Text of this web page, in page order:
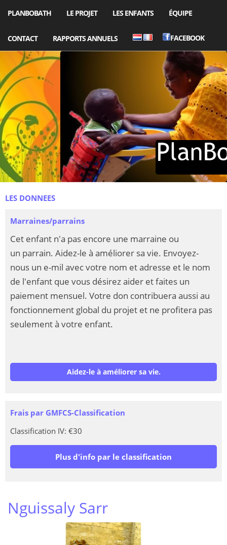
PLANBOBATH LE PROJET LES ENFANTS ÉQUIPE
CONTACT RAPPORTS ANNUELS FACEBOOK
LES DONNEES
Marraines/parrains
Cet enfant n'a pas encore une marraine ou
un parrain. Aidez-le à améliorer sa vie. Envoyez-
nous un e-mil avec votre nom et adresse et le nom
de l'enfant que vous désirez aider et faites un
paiement mensuel. Votre don contribuera aussi au
fonctionnement global du projet et ne profitera pas
seulement à votre enfant.
Aidez-le à améliorer sa vie.
Frais par GMFCS-Classification
Classification IV: €30
Plus d'info par le classification
Nguissaly Sarr